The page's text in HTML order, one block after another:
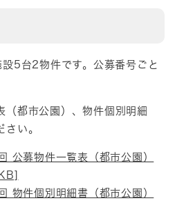
5台2物件です。公募番号ごと
都市公園）、物件個別明細
さい。
公募物件一覧表（都市公園）
物件個別明細書（都市公園）